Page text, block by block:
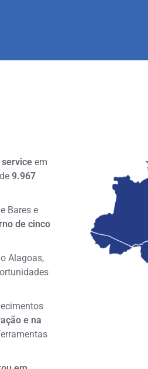
serviceem
9.967
Bares e
de cinco
Alagoas,
e na